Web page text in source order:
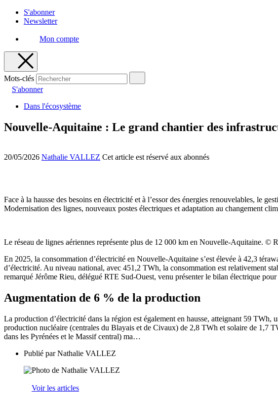
S'abonner
Newsletter
Mon compte
Mots-clés
S'abonner
Dans l'écosystème
Nouvelle-Aquitaine : Le grand chantier des
20/05/2026 Nathalie VALLEZ Cet article est réservé aux abonnés
Face à la hausse des besoins en électricité et à l’essor des énergies renouvelables, le
Modernisation des lignes, nouveaux postes électriques et adaptation au changement
Le réseau de lignes aériennes représente plus de 12 000 km en Nouvelle-Aquitaine. ©
En 2025, la consommation d’électricité en Nouvelle-Aquitaine s’est élevée à 42,3
d’électricité. Au niveau national, avec 451,2 TWh, la consommation est relativement
remarqué Jérôme Rieu, délégué RTE Sud-Ouest, venu présenter le bilan électrique pour
Augmentation de 6 % de la production
La production d’électricité dans la région est également en hausse, atteignant 59
production nucléaire (centrales du Blayais et de Civaux) de 2,8 TWh et solaire de 1,7
dans les Pyrénées et le Massif central) ma…
Publié parNathalie VALLEZ
Voir les articles